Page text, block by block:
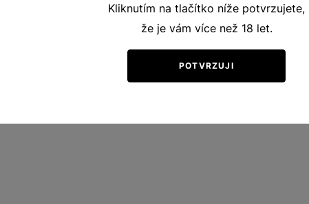
Kliknutím na tlačítko níže potvrzujete,
že je vám více než 18 let.
POTVRZUJI